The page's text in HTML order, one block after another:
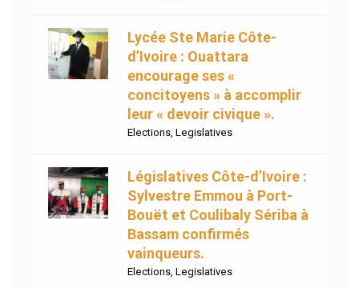
Lycée Ste Marie Côte-
d’Ivoire : Ouattara
encourage ses «
concitoyens » à accomplir
leur « devoir civique ».
Elections Legislatives
Législatives Côte-d’Ivoire :
Sylvestre Emmou à Port-
Bouët et Coulibaly Sériba à
Bassam confirmés
vainqueurs.
Elections Legislatives